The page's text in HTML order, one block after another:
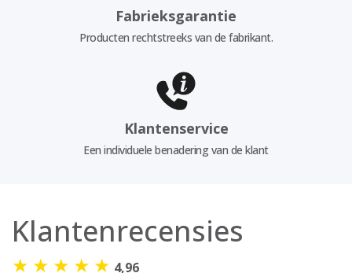
Fabrieksgarantie
Producten rechtstreeks van de fabrikant.
Klantenservice
Een individuele benadering van de klant
Klantenrecensies
★ ★ ★ ★ ★ 4,96